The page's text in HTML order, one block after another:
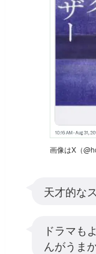
画像はX（
天才的な
ドラマも
んがうま